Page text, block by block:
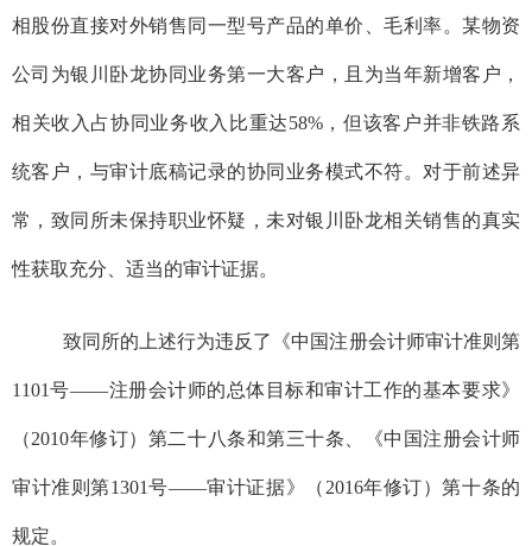
相股份直接对外销售同一型号产品的单价、毛利率。某物资
公司为银川卧龙协同业务第一大客户，且为当年新增客户，
相关收入占协同业务收入比重达58%，但该客户并非铁路系
统客户，与审计底稿记录的协同业务模式不符。对于前述异
常，致同所未保持职业怀疑，未对银川卧龙相关销售的真实
性获取充分、适当的审计证据。
致同所的上述行为违反了《中国注册会计师审计准则第
1101号——注册会计师的总体目标和审计工作的基本要求》
（2010年修订）第二十八条和第三十条、《中国注册会计师
审计准则第1301号——审计证据》（2016年修订）第十条的
规定。